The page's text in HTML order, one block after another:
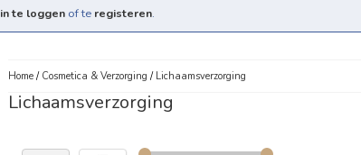
in te loggen of te registeren.
Home/ Cosmetica & Verzorging / Lichaamsverzorging
Lichaamsverzorging